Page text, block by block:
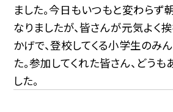
ました。今日もいつもと変わらず
なりましたが、皆さんが元気よく
かげで、登校してくる小学生のみ
た。参加してくれた皆さん、どう
した。